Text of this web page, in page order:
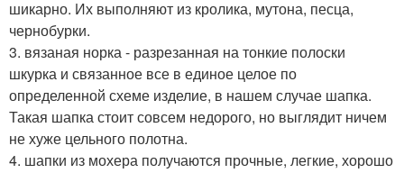
шикарно. Их выполняют из кролика, мутона, песца,
чернобурки.
3. вязаная норка - разрезанная на тонкие полоски
шкурка и связанное все в единое целое по
определенной схеме изделие, в нашем случае шапка.
Такая шапка стоит совсем недорого, но выглядит ничем
не хуже цельного полотна.
4. шапки из мохера получаются прочные, легкие, хорошо